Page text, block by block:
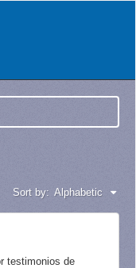
Sort by: Alphabetic
testimonios de